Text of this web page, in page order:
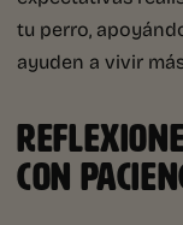
tu perro,
ayuden a vivir
CON